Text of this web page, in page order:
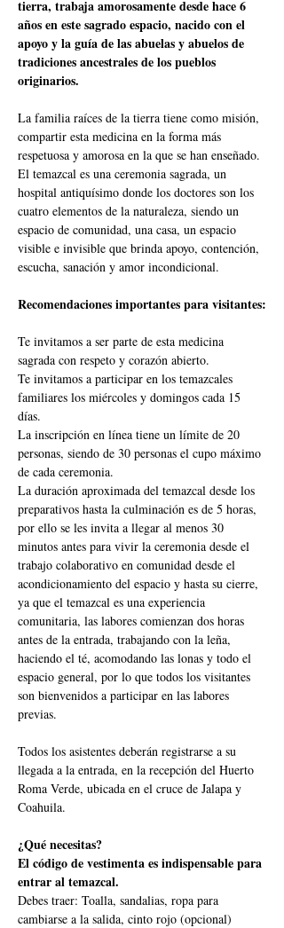
tierra, trabaja amorosamente desde hace 6
años en este sagrado espacio, nacido con el
apoyo y la guía de las abuelas y abuelos de
tradiciones ancestrales de los pueblos
originarios.
La familia raíces de la tierra tiene como misión,
compartir esta medicina en la forma más
respetuosa y amorosa en la que se han enseñado.
El temazcal es una ceremonia sagrada, un
hospital antiquísimo donde los doctores son los
cuatro elementos de la naturaleza, siendo un
espacio de comunidad, una casa, un espacio
visible e invisible que brinda apoyo, contención,
escucha, sanación y amor incondicional.
Recomendaciones importantes para visitantes:
Te invitamos a ser parte de esta medicina
sagrada con respeto y corazón abierto.
Te invitamos a participar en los temazcales
familiares los miércoles y domingos cada 15
días.
La inscripción en línea tiene un límite de 20
personas, siendo de 30 personas el cupo máximo
de cada ceremonia.
La duración aproximada del temazcal desde los
preparativos hasta la culminación es de 5 horas,
por ello se les invita a llegar al menos 30
minutos antes para vivir la ceremonia desde el
trabajo colaborativo en comunidad desde el
acondicionamiento del espacio y hasta su cierre,
ya que el temazcal es una experiencia
comunitaria, las labores comienzan dos horas
antes de la entrada, trabajando con la leña,
haciendo el té, acomodando las lonas y todo el
espacio general, por lo que todos los visitantes
son bienvenidos a participar en las labores
previas.
Todos los asistentes deberán registrarse a su
llegada a la entrada, en la recepción del Huerto
Roma Verde, ubicada en el cruce de Jalapa y
Coahuila.
¿Qué necesitas?
El código de vestimenta es indispensable para
entrar al temazcal.
Debes traer: Toalla, sandalias, ropa para
cambiarse a la salida, cinto rojo (opcional)